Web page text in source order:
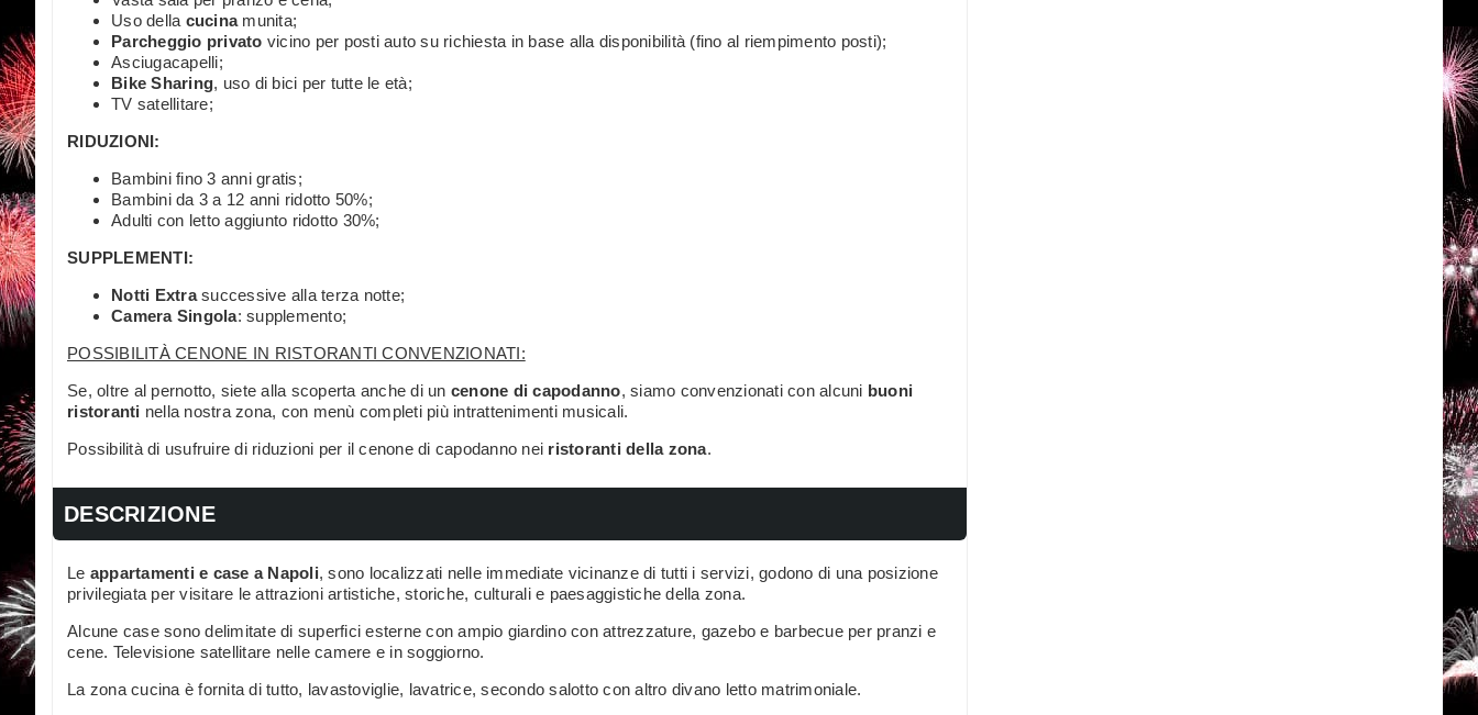
Uso della cucinamunita;
Parcheggio privato vicino per posti auto su richiesta in base alla disponibilità (fino al riempimento posti);
Asciugacapelli;
Bike Sharing, uso di bici per tutte le età;
TV satellitare;
RIDUZIONI:
Bambini fino 3 anni gratis;
Bambini da 3 a 12 anni ridotto 50%;
Adulti con letto aggiunto ridotto 30%;
SUPPLEMENTI:
Notti Extrasuccessive alla terza notte;
Camera Singola: supplemento;
POSSIBILITÀ CENONE IN RISTORANTI CONVENZIONATI:
Se, oltre al pernotto, siete alla scoperta anche di un cenone di capodanno, siamo convenzionati con alcuni buoni
ristoranti nella nostra zona, con menù completi più intrattenimenti musicali.
Possibilità di usufruire di riduzioni per il cenone di capodanno nei ristoranti della zona.
DESCRIZIONE
Le appartamenti e case a Napoli, sono localizzati nelle immediate vicinanze di tutti i servizi, godono di una posizione
privilegiata per visitare le attrazioni artistiche, storiche, culturali e paesaggistiche della zona.
Alcune case sono delimitate di superfici esterne con ampio giardino con attrezzature, gazebo e barbecue per pranzi e
cene. Televisione satellitare nelle camere e in soggiorno.
La zona cucina è fornita di tutto, lavastoviglie, lavatrice, secondo salotto con altro divano letto matrimoniale.